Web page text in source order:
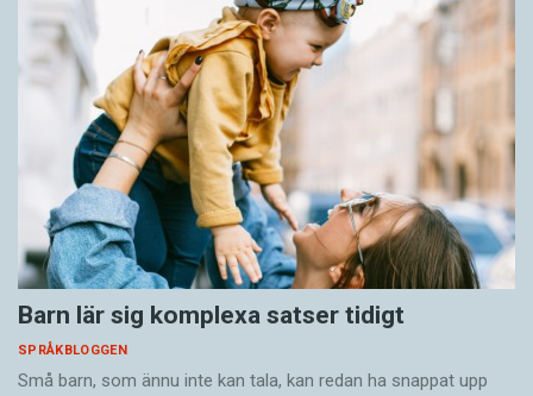
Barn lär sig komplexa satser tidigt
SPRÅKBLOGGEN
Små barn, som ännu inte kan tala, kan redan ha snappat upp